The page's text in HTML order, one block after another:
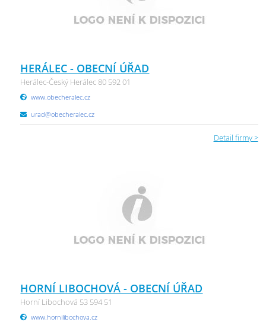
HERÁLEC - OBECNÍ ÚŘAD
Herálec-Český Herálec 80 592 01
www.obecheralec.cz
urad@obecheralec.cz
Detail firmy >
HORNÍ LIBOCHOVÁ - OBECNÍ ÚŘAD
Horní Libochová 53 594 51
www.hornilibochova.cz